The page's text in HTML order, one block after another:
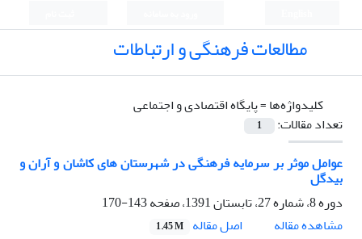
مطالعات فرهنگی و ارتباطات
کلیدواژه‌ها =پایگاه اقتصادی و اجتماعی
تعداد مقالات:
1
عوامل موثر بر سرمایه فرهنگی در شهرستان های کاشان و آران و
بیدگل
دوره 8، شماره 27، تابستان 1391، صفحه
143-170
مشاهده مقاله
اصل مقاله 1.45 M